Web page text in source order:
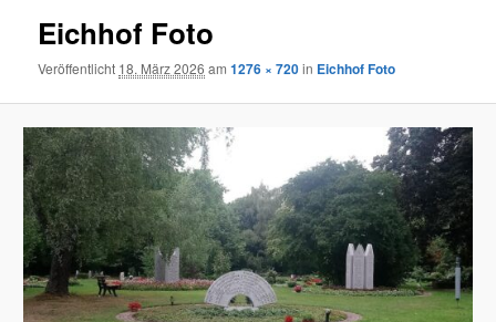
Eichhof Foto
Veröffentlicht 18. März 2026 am1276 × 720in Eichhof Foto